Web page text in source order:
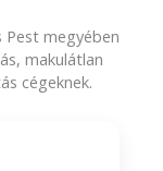
megyében
makulátlan
cégeknek.